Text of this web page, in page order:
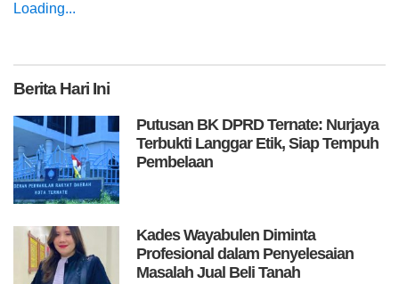
Loading...
BeritaHari Ini
Putusan BK DPRD Ternate: Nurjaya
Terbukti Langgar Etik, Siap Tempuh
Pembelaan
Kades Wayabulen Diminta
Profesional dalam Penyelesaian
Masalah Jual Beli Tanah